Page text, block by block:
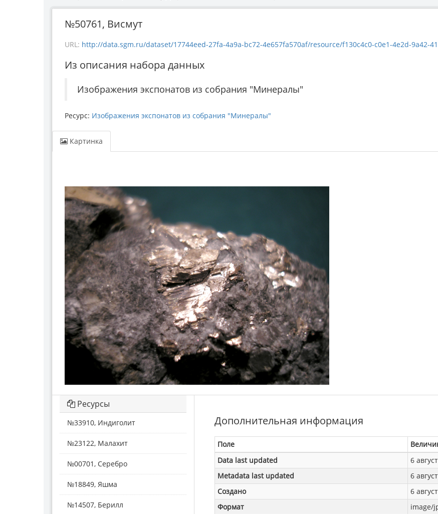
№50761, Висмут
URL: http://data.sgm.ru/dataset/17744eed-27fa-4a9a-bc72-4e657fa570af/resource/f130c4c0-c0e1-4e2d-9a42-
Из описания набора данных
Изображения экспонатов из собрания "Минералы"
Ресурс: Изображения экспонатов из собрания "Минералы"
Картинка
Дополнительная информация
Поле
Data last updated
6
Metadata last updated
6
Создано
6
Формат
image/
Ресурсы
№33910, Индиголит
№23122, Малахит
№00701, Серебро
№18849, Яшма
№14507, Берилл